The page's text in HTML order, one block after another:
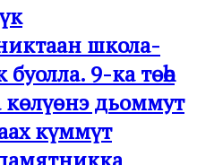
школа-
9-ка төһө
көлүөнэ дьоммут
күммүт